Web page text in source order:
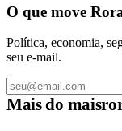
O que move
Política, economia,
seu e-mail.
Mais do